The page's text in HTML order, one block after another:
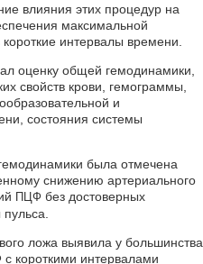
влияния этих процедур на
максимальной
интервалы времени.
оценку общей гемодинамики,
свойств крови, гемограммы,
и
состояния системы
была отмечена
снижению артериального
ПЦФ без достоверных
ложа выявила у большинства
с короткими интервалами